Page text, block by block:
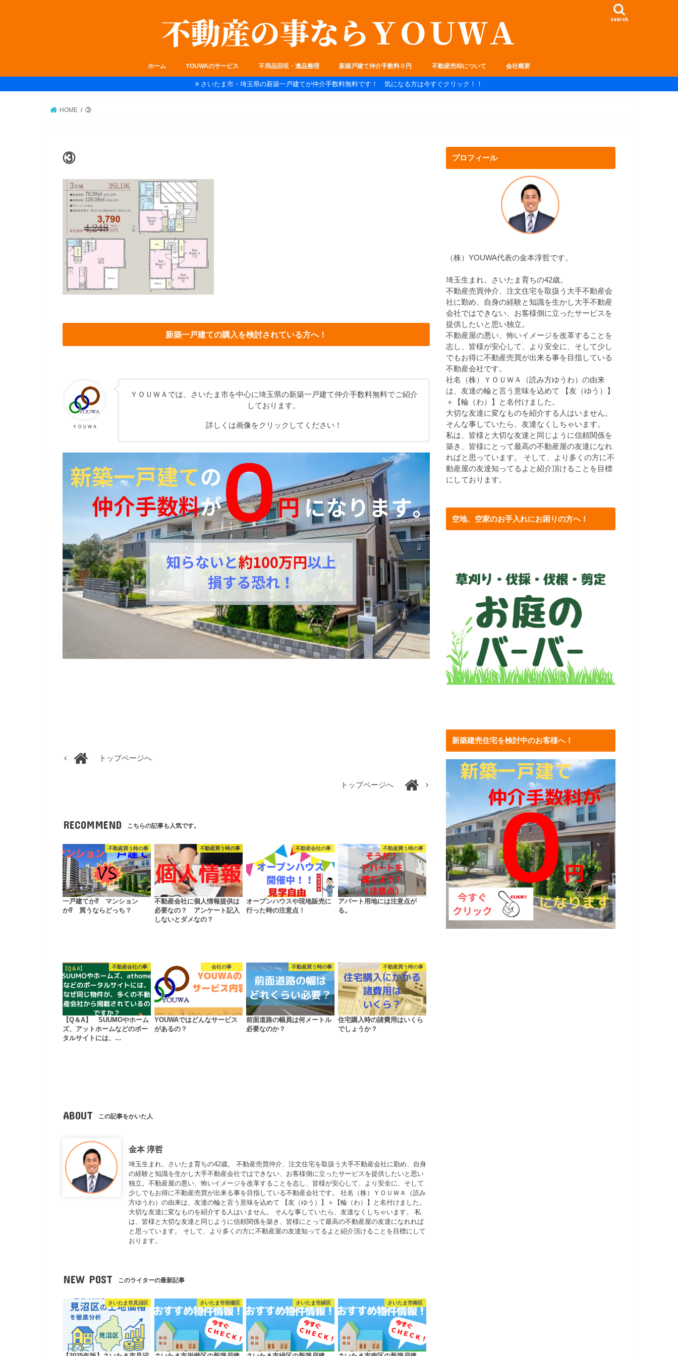
search
ホーム YOUWAのサービス 不用品回収・遺品整理 新築戸建て仲介手数料０円 不動産売却について 会社概要
さいたま市・埼玉県の新築一戸建てが仲介手数料無料です！ 気になる方は今すぐクリック！！
HOME ③
③
新築一戸建ての購入を検討されている方へ！
ＹＯＵＷＡ
ＹＯＵＷＡでは、さいたま市を中心に埼玉県の新築一戸建て仲介手数料無料でご紹介
しております。
詳しくは画像をクリックしてください！
トップページへ
トップページへ
RECOMMEND こちらの記事も人気です。
不動産買う時の事
一戸建てか⁉ マンション
か⁉ 買うならどっち？
不動産買う時の事
不動産会社に個人情報提供は
必要なの？ アンケート記入
しないとダメなの？
不動産会社の事
オープンハウスや現地販売に
行った時の注意点！
不動産買う時の事
アパート用地には注意点が
る。
不動産会社の事
【Q＆A】 SUUMOやホーム
ズ、アットホームなどのポー
タルサイトには、…
会社の事
YOUWAではどんなサービス
があるの？
不動産買う時の事
前面道路の幅員は何メートル
必要なのか？
不動産買う時の事
住宅購入時の諸費用はいくら
でしょうか？
ABOUT この記事をかいた人
金本 淳哲
埼玉生まれ、さいたま育ちの42歳。 不動産売買仲介、注文住宅を取扱う大手不動産会社に勤め、自身
の経験と知識を生かし大手不動産会社ではできない、お客様側に立ったサービスを提供したいと思い
独立。不動産屋の悪い、怖いイメージを改革することを志し、皆様が安心して、より安全に、そして
少しでもお得に不動産売買が出来る事を目指している不動産会社です。 社名（株）ＹＯＵＷＡ（読み
方ゆうわ）の由来は、友達の輪と言う意味を込めて 【友（ゆう）】＋【輪（わ）】と名付けました。
大切な友達に変なものを紹介する人はいません。 そんな事していたら、友達なくしちゃいます。 私
は、皆様と大切な友達と同じように信頼関係を築き、皆様にとって最高の不動産屋の友達になれれば
と思っています。 そして、より多くの方に不動産屋の友達知ってるよと紹介頂けることを目標にして
おります。
NEW POST このライターの最新記事
さいたま市見沼区 さいたま市岩槻区 さいたま市緑区 さいたま市南区
プロフィール
（株）YOUWA代表の金本淳哲です。
埼玉生まれ、さいたま育ちの42歳。
不動産売買仲介、注文住宅を取扱う大手不動産会
社に勤め、自身の経験と知識を生かし大手不動産
会社ではできない、お客様側に立ったサービスを
提供したいと思い独立。
不動産屋の悪い、怖いイメージを改革することを
志し、皆様が安心して、より安全に、そして少し
でもお得に不動産売買が出来る事を目指している
不動産会社です。
社名（株）ＹＯＵＷＡ（読み方ゆうわ）の由来
は、友達の輪と言う意味を込めて 【友（ゆう）】
＋【輪（わ）】と名付けました。
大切な友達に変なものを紹介する人はいません。
そんな事していたら、友達なくしちゃいます。
私は、皆様と大切な友達と同じように信頼関係を
築き、皆様にとって最高の不動産屋の友達になれ
ればと思っています。 そして、より多くの方に不
動産屋の友達知ってるよと紹介頂けることを目標
にしております。
空地、空家のお手入れにお困りの方へ！
新築建売住宅を検討中のお客様へ！